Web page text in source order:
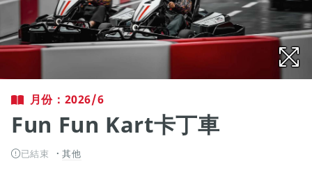
月份：2026/6
Fun Fun Kart卡丁車
已結束 其他